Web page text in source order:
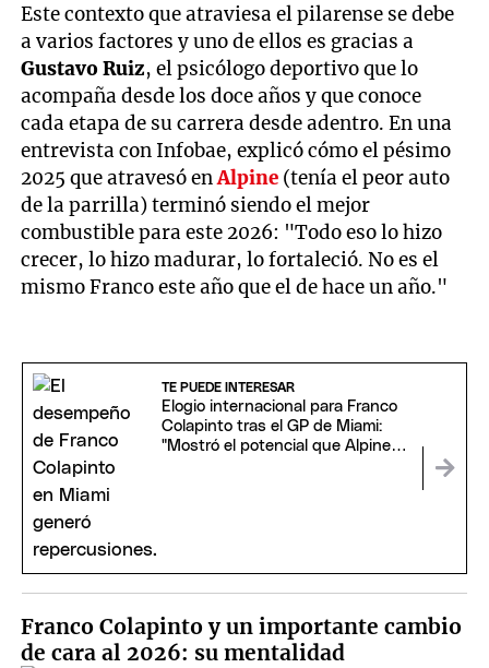
Este contexto que atraviesa el pilarense se debe
a varios factores y uno de ellos es gracias a
Gustavo Ruiz, el psicólogo deportivo que lo
acompaña desde los doce años y que conoce
cada etapa de su carrera desde adentro. En una
entrevista con Infobae, explicó cómo el pésimo
2025 que atravesó enAlpine (tenía el peor auto
de la parrilla) terminó siendo el mejor
combustible para este 2026: "Todo eso lo hizo
crecer, lo hizo madurar, lo fortaleció. No es el
mismo Franco este año que el de hace un año."
TE PUEDE INTERESAR
Elogio internacional para Franco
Colapinto tras el GP de Miami:
"Mostró el potencial que Alpine
Franco Colapinto y un importante cambio
de cara al 2026: su mentalidad